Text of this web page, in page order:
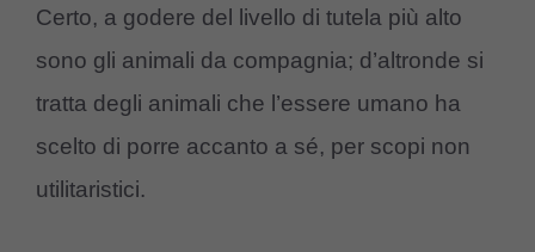
Certo, a godere del livello di tutela più alto
sono gli animali da compagnia; d’altronde si
tratta degli animali che l’essere umano ha
scelto di porre accanto a sé, per scopi non
utilitaristici.